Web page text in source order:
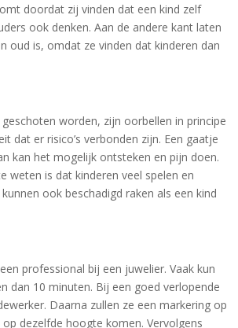
doordat zij vinden dat een kind zelf
ook denken. Aan de andere kant laten
oud is, omdat ze vinden dat kinderen dan
worden, zijn oorbellen in principe
dat er risico’s verbonden zijn. Een gaatje
kan het mogelijk ontsteken en pijn doen.
weten is dat kinderen veel spelen en
ook beschadigd raken als een kind
professional bij een juwelier. Vaak kun
dan 10 minuten. Bij een goed verlopende
Daarna zullen ze een markering op
dezelfde hoogte komen. Vervolgens